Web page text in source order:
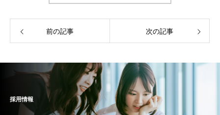
前の記事 次の記事
採用情報